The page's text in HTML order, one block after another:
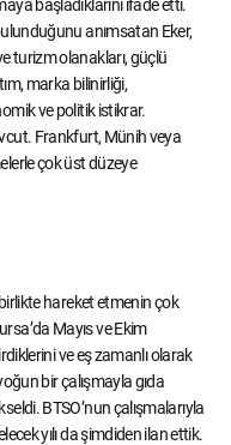
başladıklarını ifade etti.
anımsatan Eker,
turizm olanakları, güçlü
marka bilinirliği,
ve politik istikrar.
Frankfurt, Münih veya
çok üst düzeye
hareket etmenin çok
Mayıs ve Ekim
ve eş zamanlı olarak
bir çalışmayla gıda
BTSO’nun çalışmalarıyla
yılı da şimdiden ilan ettik.